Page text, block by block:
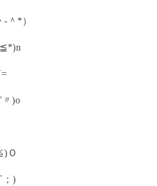
＾*）
〃)o
Ｏ
；)